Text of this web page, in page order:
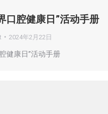
口腔健康日”活动手册
2024年2月22日
健康日”活动手册